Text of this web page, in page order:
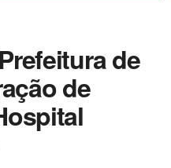
de
de